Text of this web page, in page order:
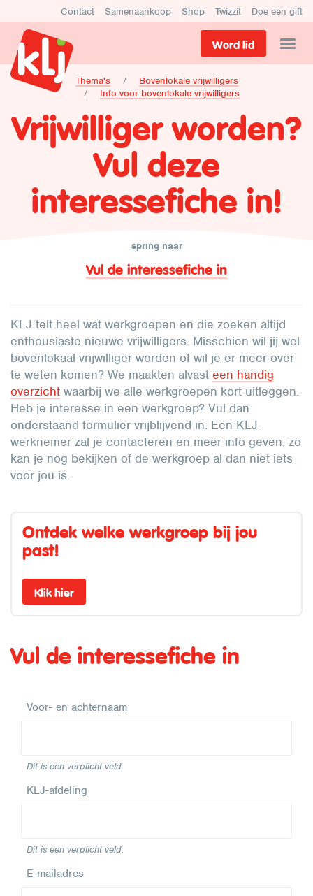
Contact Samenaankoop Shop Twizzit Doe een gift
Word lid
Thema's
Bovenlokale vrijwilligers
Info voor bovenlokale vrijwilligers
Vrijwilliger worden?
Vul deze
interessefiche in!
spring naar
Vul de interessefiche in
KLJ telt heel wat werkgroepen en die zoeken altijd
enthousiaste nieuwe vrijwilligers. Misschien wil jij wel
bovenlokaal vrijwilliger worden of wil je er meer over
te weten komen? We maakten alvast een handig
overzicht waarbij we alle werkgroepen kort uitleggen.
Heb je interesse in een werkgroep? Vul dan
onderstaand formulier vrijblijvend in. Een KLJ-
werknemer zal je contacteren en meer info geven, zo
kan je nog bekijken of de werkgroep al dan niet iets
voor jou is.
Ontdek welke werkgroep bij jou
past!
Klik hier
Vul de interessefiche in
Voor- en achternaam
Dit is een verplicht veld.
KLJ-afdeling
Dit is een verplicht veld.
E-mailadres